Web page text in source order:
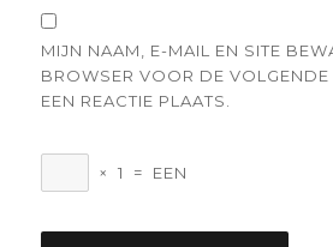
MIJN NAAM, E-MAIL EN SITE
BROWSER VOOR DE VOLGENDE
EEN REACTIE PLAATS.
× 1 = EEN